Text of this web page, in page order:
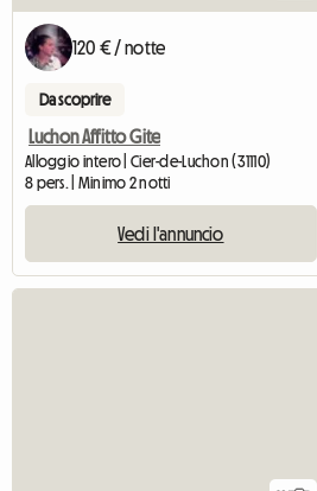
120 € / notte
Da scoprire
Luchon Affitto Gite
Alloggio intero | Cier-de-Luchon (31110)
8 pers. | Minimo 2 notti
Vedi l'annuncio